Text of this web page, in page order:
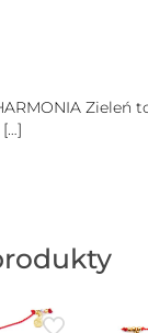
[…]